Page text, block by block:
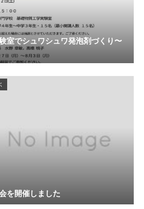
室でシュワシュワ発泡剤づくり〜
を開催しました